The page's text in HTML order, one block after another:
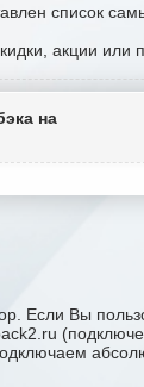
список
акции или
на
Если Вы